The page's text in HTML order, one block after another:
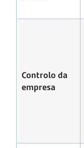
Controlo da
empresa